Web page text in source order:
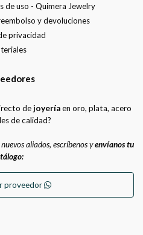
de uso - Quimera Jewelry
y devoluciones
privacidad
dejoyeríaen oro, plata, acero
de calidad?
aliados, escríbenos yenvíanos tu
proveedor